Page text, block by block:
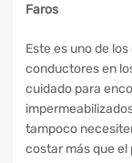
Faros
Este es uno de
conductores en
cuidado para
tampoco
costar más que el